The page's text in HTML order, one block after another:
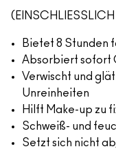
Bietet 8 Stunden
Absorbiert sofort
Verwischt und
Unreinheiten
Hilft Make-up zu
Schweiß- und
Setzt sich nicht